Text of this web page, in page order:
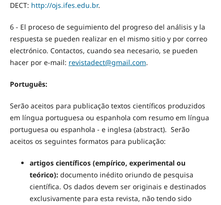
DECT: http://ojs.ifes.edu.br.
6 - El proceso de seguimiento del progreso del análisis y la
respuesta se pueden realizar en el mismo sitio y por correo
electrónico. Contactos, cuando sea necesario, se pueden
hacer por e-mail: revistadect@gmail.com.
Português:
Serão aceitos para publicação textos científicos produzidos
em língua portuguesa ou espanhola com resumo em língua
portuguesa ou espanhola - e inglesa (abstract). Serão
aceitos os seguintes formatos para publicação:
artigos científicos (empírico, experimental ou
teórico): documento inédito oriundo de pesquisa
científica. Os dados devem ser originais e destinados
exclusivamente para esta revista, não tendo sido